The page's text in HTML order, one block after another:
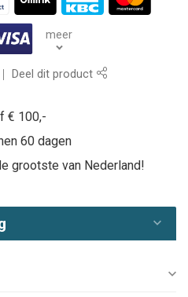
meer
Deel dit product
€ 100,-
60 dagen
grootste van Nederland!